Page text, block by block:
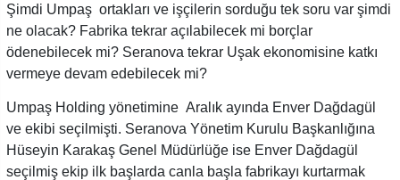
Şimdi Umpaş ortakları ve işçilerin sorduğu tek soru var şimdi
ne olacak? Fabrika tekrar açılabilecek mi borçlar
ödenebilecek mi? Seranova tekrar Uşak ekonomisine katkı
vermeye devam edebilecek mi?
Umpaş Holding yönetimine Aralık ayında Enver Dağdagül
ve ekibi seçilmişti. Seranova Yönetim Kurulu Başkanlığına
Hüseyin Karakaş Genel Müdürlüğe ise Enver Dağdagül
seçilmiş ekip ilk başlarda canla başla fabrikayı kurtarmak